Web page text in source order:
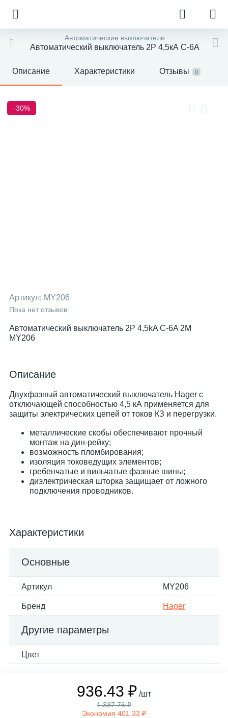
Автоматические выключатели
Автоматический выключатель 2P 4,5кА С-6А
Описание Характеристики Отзывы 0
-30%
Артикул: MY206
Пока нет отзывов
Автоматический выключатель 2P 4,5kA C-6A 2M
MY206
Описание
Двухфазный автоматический выключатель Hager с
отключающей способностью 4,5 кА применяется для
защиты электрических цепей от токов КЗ и перегрузки.
металлические скобы обеспечивают прочный
монтаж на дин-рейку;
возможность пломбирования;
изоляция токоведущих элементов;
гребенчатые и вильчатые фазные шины;
диэлектрическая шторка защищает от ложного
подключения проводников.
Характеристики
Основные
Артикул MY206
Бренд Hager
Другие параметры
Цвет
936.43 ₽ /шт
1 337.76 ₽
Экономия 401.33 ₽